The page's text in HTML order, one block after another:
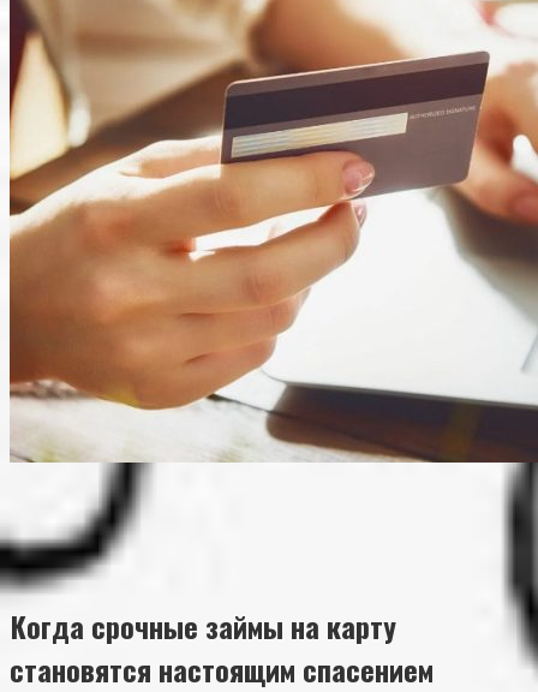
Когда срочные займы на карту
становятся настоящим спасением